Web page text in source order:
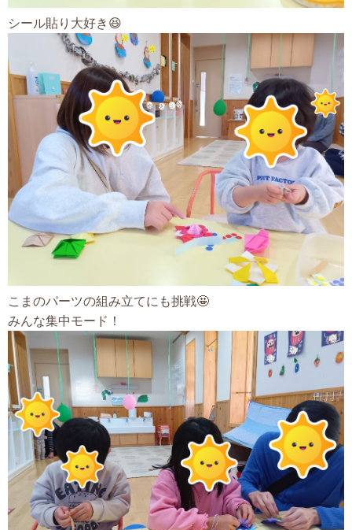
シール貼り大好き😆
こまのパーツの組み立てにも挑戦🤩
みんな集中モード！